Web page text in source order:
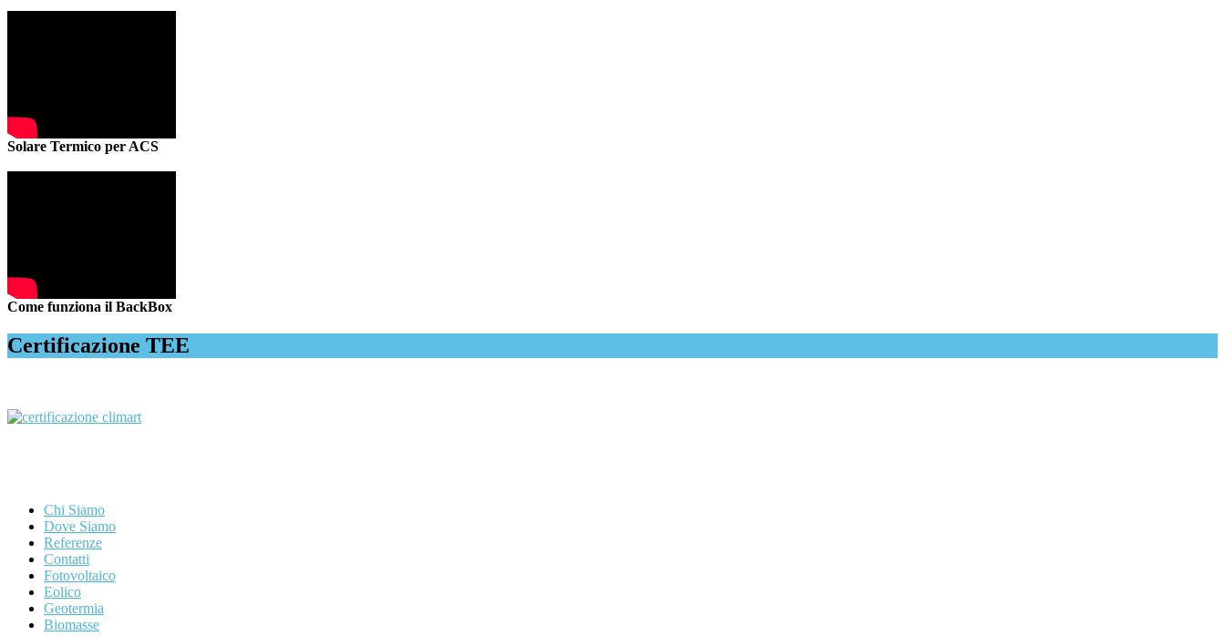
Solare Termico per ACS
Come funziona il BackBox
Certificazione TEE
Chi Siamo
Dove Siamo
Referenze
Contatti
Fotovoltaico
Eolico
Geotermia
Biomasse